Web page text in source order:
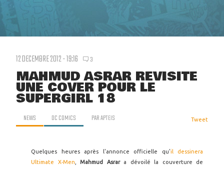
12 DECEMBRE 2012 - 19:16 3
MAHMUD ASRAR REVISITE
UNE COVER POUR LE
SUPERGIRL 18
NEWS DC COMICS PARAPTEIS Tweet
Quelques heures après l'annonce officielle qu'il dessinera
Ultimate X-Men
Mahmud Asrara dévoilé la couverture de